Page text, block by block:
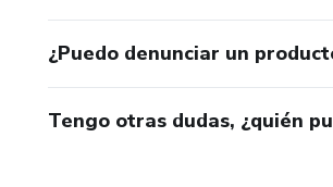
¿Puedo denunciar un
Tengo otras dudas, ¿quién